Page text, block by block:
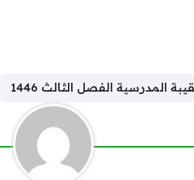
المدرسية الفصل الثالث 1446